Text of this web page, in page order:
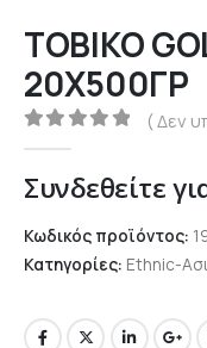
ΤΟΒΙΚΟ
20X500ΓΡ
0out of 5
( Δεν
Συνδεθείτε
Κωδικός προϊόντος:
Κατηγορίες: Ethnic-